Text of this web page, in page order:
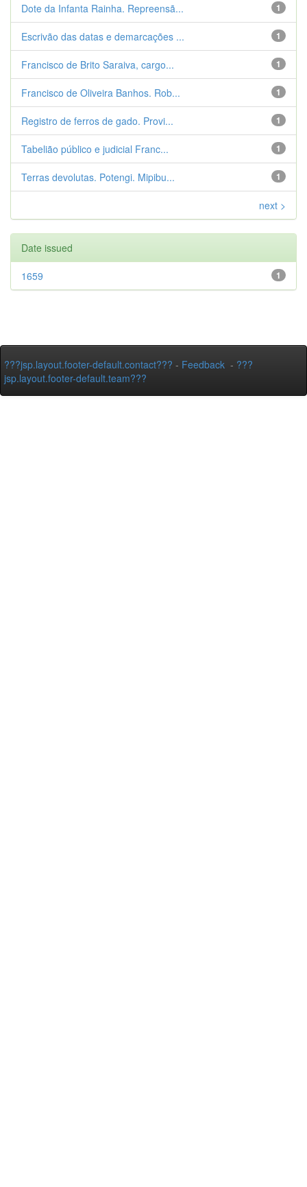
1
Dote da Infanta Rainha. Repreensã...
1
Escrivão das datas e demarcações ...
1
Francisco de Brito Saraiva, cargo...
1
Francisco de Oliveira Banhos. Rob...
1
Registro de ferros de gado. Provi...
1
Tabelião público e judicial Franc...
1
Terras devolutas. Potengi. Mipibu...
next >
Date issued
1
1659
???jsp.layout.footer-default.contact??? - Feedback - ???
jsp.layout.footer-default.team???